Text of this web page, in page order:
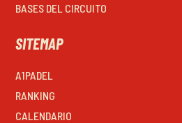
BASES DEL CIRCUITO
SITEMAP
A1PADEL
RANKING
CALENDARIO